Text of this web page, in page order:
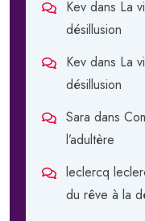
Kev dans La
désillusion
Kev dans La
désillusion
Sara dans
l’adultère
leclercq
du rêve à la